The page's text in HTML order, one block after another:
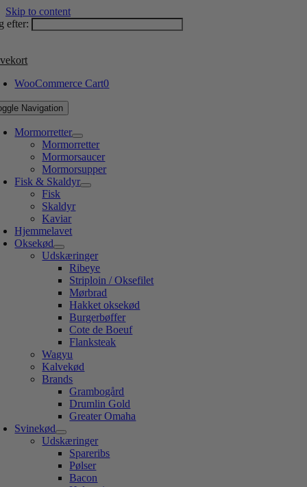
Skip to content
efter:
WooCommerce Cart0
Navigation
Mormorretter
Mormorretter
Mormorsaucer
Mormorsupper
Fisk & Skaldyr
Fisk
Skaldyr
Kaviar
Hjemmelavet
Oksekød
Udskæringer
Ribeye
Striploin / Oksefilet
Mørbrad
Hakket oksekød
Burgerbøffer
Cote de Boeuf
Flanksteak
Wagyu
Kalvekød
Brands
Grambogård
Drumlin Gold
Greater Omaha
Svinekød
Udskæringer
Spareribs
Pølser
Bacon